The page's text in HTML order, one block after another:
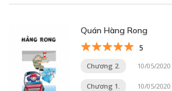
Quán Hàng Rong
5
Chương 2. 10/05/2020
Chương 1. 10/05/2020